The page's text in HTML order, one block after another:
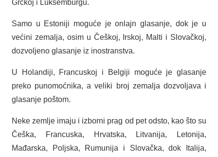
Grčkoj i Luksemburgu.
Samo u Estoniji moguće je onlajn glasanje, dok je u
većini zemalja, osim u Češkoj, Irskoj, Malti i Slovačkoj,
dozvoljeno glasanje iz inostranstva.
U Holandiji, Francuskoj i Belgiji moguće je glasanje
preko punomoćnika, a veliki broj zemalja dozvoljava i
glasanje poštom.
Neke zemlje imaju i izborni prag od pet odsto, kao što su
Češka, Francuska, Hrvatska, Litvanija, Letonija,
Mađarska, Poljska, Rumunija i Slovačka, dok Italija,